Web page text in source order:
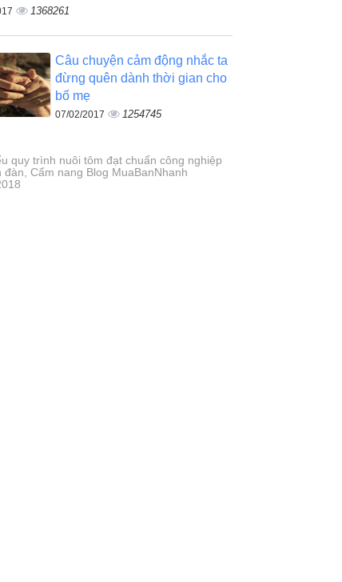
1368261
Câu chuyện cảm động nhắc ta
đừng quên dành thời gian cho
bố mẹ
07/02/2017 1254745
quy trình nuôi tôm đạt chuẩn công nghiệp
đàn, Cẩm nang Blog MuaBanNhanh